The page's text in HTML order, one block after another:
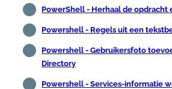
PowerShell - Herhaal de opdracht
Powershell - Regels uit een
Powershell - Gebruikersfoto
Directory
Powershell - Services-informatie